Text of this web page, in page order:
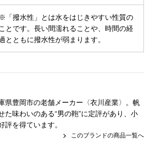
ョウコ
革小物
ポーチ
※「撥水性」とは水をはじきやすい性質の
とです。長い間濡れることや、時間の経
とともに撥水性が弱まります。
県豊岡市の老舗メーカー〈衣川産業〉。帆
た味わいのある“男の鞄”に定評があり、小
評を得ています。
このブランドの商品一覧へ